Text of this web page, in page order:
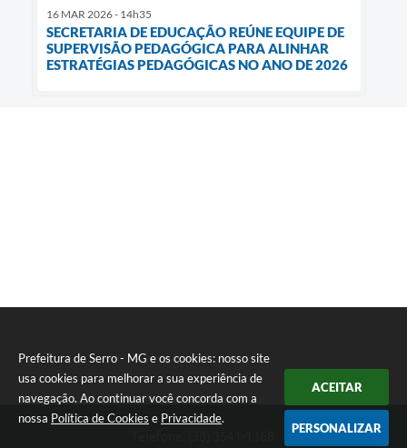
Prefeitura de Serro - MG e os cookies: nosso site
usa cookies para melhorar a sua experiência de
navegação. Ao continuar você concorda com a
nossa Política de Cookies e Privacidade.
ACEITAR
PERSONALIZAR
16 MAR 2026 - 14h35
SECRETARIA DE EDUCAÇÃO REÚNE EQUIPE DE
SUPERVISÃO PEDAGÓGICA PARA ALINHAR
ESTRATÉGIAS PEDAGÓGICAS NO ANO DE 2026